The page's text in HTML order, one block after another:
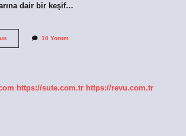
dair bir keşif…
Profesörler 10 Yorum
https://sute.com.tr https://revu.com.tr